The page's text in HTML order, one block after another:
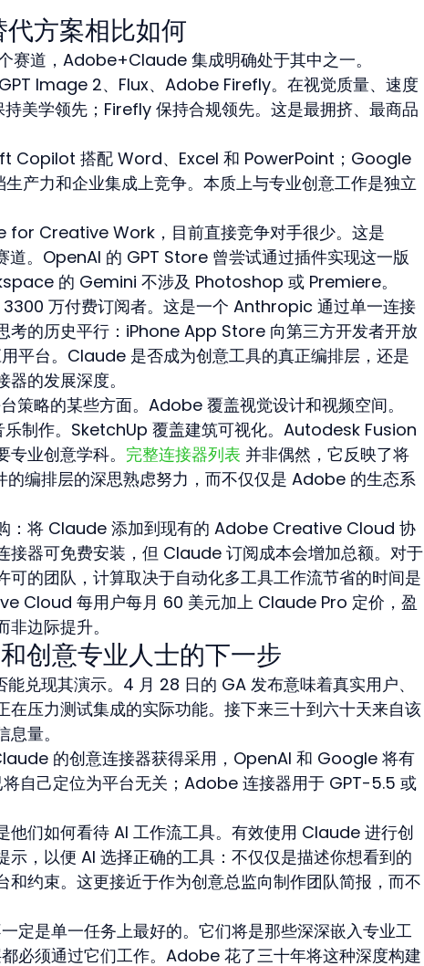
方案相比如何
赛道，Adobe+Claude 集成明确处于其中之一。
Image 2、Flux、Adobe Firefly。在视觉质量、速度
美学领先；Firefly 保持合规领先。这是最拥挤、最商品
Copilot 搭配 Word、Excel 和 PowerPoint；Google
产力和企业集成上竞争。本质上与专业创意工作是独立
for Creative Work，目前直接竞争对手很少。这是
。OpenAI 的 GPT Store 曾尝试通过插件实现这一版
的 Gemini 不涉及 Photoshop 或 Premiere。
万付费订阅者。这是一个 Anthropic 通过单一连接
考的历史平行：iPhone App Store 向第三方开发者开放
平台。Claude 是否成为创意工具的真正编排层，还是
的发展深度。
略的某些方面。Adobe 覆盖视觉设计和视频空间。
制作。SketchUp 覆盖建筑可视化。Autodesk Fusion
业创意学科。 完整连接器列表 并非偶然，它反映了将
编排层的深思熟虑努力，而不仅仅是 Adobe 的生态系
：将 Claude 添加到现有的 Adobe Creative Cloud 协
接器可免费安装，但 Claude 订阅成本会增加总额。对于
的团队，计算取决于自动化多工具工作流节省的时间是
Cloud 每用户每月 60 美元加上 Claude Pro 定价，盈
边际提升。
意专业人士的下一步
兑现其演示。4 月 28 日的 GA 发布意味着真实用户、
在压力测试集成的实际功能。接下来三十到六十天来自该
量。
的创意连接器获得采用，OpenAI 和 Google 将有
自己定位为平台无关；Adobe 连接器用于 GPT-5.5 或
他们如何看待 AI 工作流工具。有效使用 Claude 进行创
示，以便 AI 选择正确的工具：不仅仅是描述你想看到的
和约束。这更接近于作为创意总监向制作团队简报，而不
定是单一任务上最好的。它们将是那些深深嵌入专业工
必须通过它们工作。Adobe 花了三十年将这种深度构建